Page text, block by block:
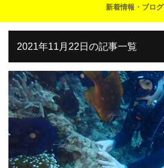
新着情報・ブログ
2021年11月22日の記事一覧